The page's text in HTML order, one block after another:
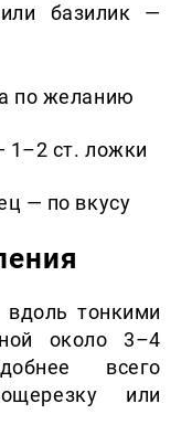
базилик —
по желанию
1–2 ст. ложки
— по вкусу
вдоль тонкими
около 3–4
всего
или